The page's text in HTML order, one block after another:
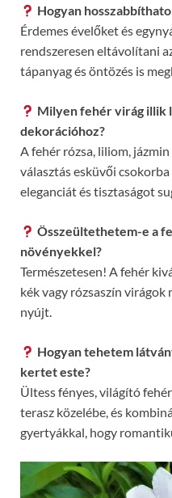
Hogyan
Érdemes évelőket és
rendszeresen eltávolítani
tápanyag és öntözés is
Milyen fehér virág illik
dekorációhoz?
A fehér rózsa, liliom,
választás esküvői
eleganciát és tisztaságot
Összeültethetem-e a
növényekkel?
Természetesen! A fehér
kék vagy rózsaszín
nyújt.
Hogyan tehetem
kertet este?
Ültess fényes, világító
terasz közelébe, és
gyertyákkal, hogy